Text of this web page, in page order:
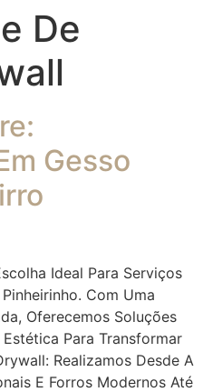
De
Gesso
Ideal Para Serviços
Com Uma
Oferecemos Soluções
Para Transformar
Realizamos Desde A
E Forros Modernos Até